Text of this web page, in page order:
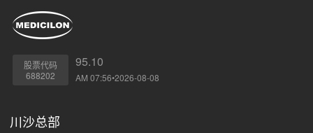
股票代码
688202
95.10
AM 07:56•2026-08-08
川沙总部